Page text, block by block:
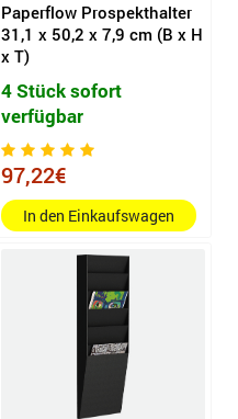
Paperflow Prospekthalter
31,1 x 50,2 x 7,9 cm (B x H
x T)
4 Stück sofort
verfügbar
97,22€
In den Einkaufswagen